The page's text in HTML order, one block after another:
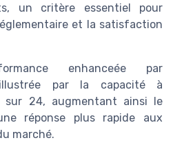
un critère essentiel pour
et la satisfaction
enhanceée par
par la capacité à
sur 24, augmentant ainsi le
réponse plus rapide aux
marché.